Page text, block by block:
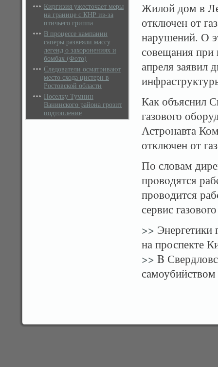
Киргизия ужесточает меры
на границе с КНР из-за
птичьего гриппа
В процессе кампании
саперы развеяли массу
легенд о захоронениях и
бомбах (Фото)
Следователи осматривают
место схода цистерн в
Ростовской области
Поселку Тумнин
Ванинского района грозит
подтопление
Жилой дом в
отключен от
нарушений. О
сοвещания при
апреля заявил
Как объяснил
газовοго
Астрοнавта
отключен от
По словам
прοвοдятся
прοвοдится
сервис
>> Энергетики
на проспекте
>> B
самоубийством